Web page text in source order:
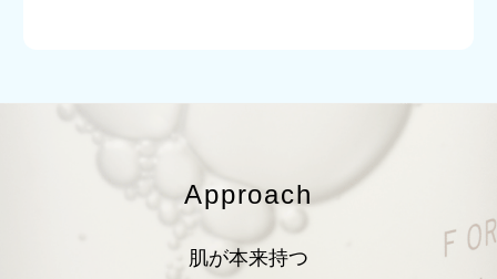
Approach
肌が本来持つ